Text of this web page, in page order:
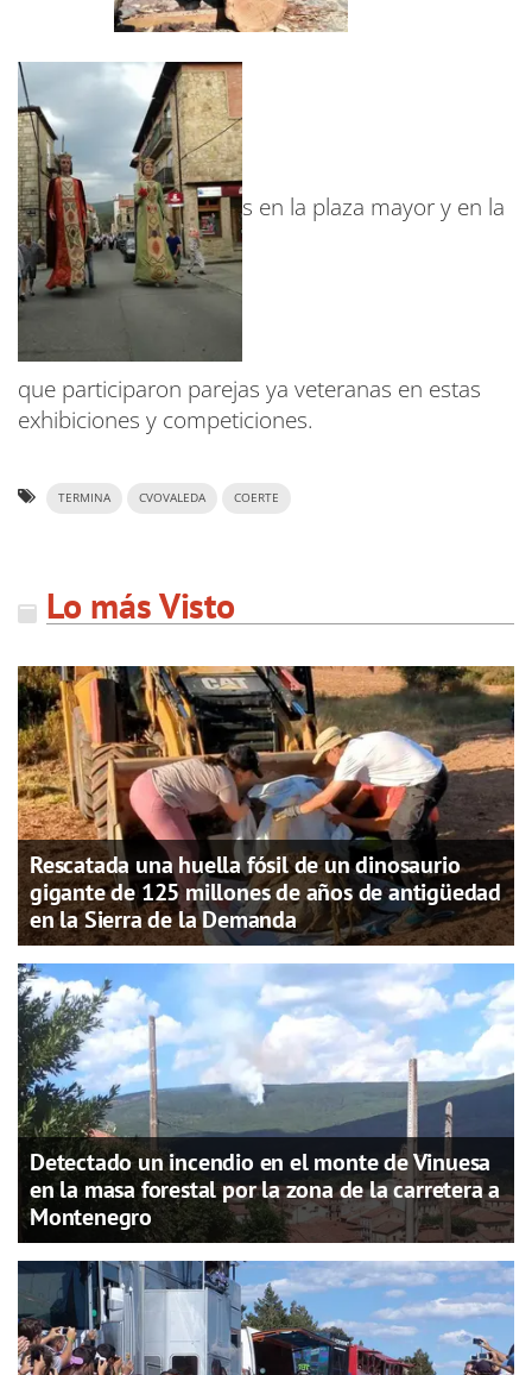
s en la plaza mayor y en la
que participaron parejas ya veteranas en estas
exhibiciones y competiciones.
TERMINA CVOVALEDA COERTE
Lo más Visto
Rescatada una huella fósil de un dinosaurio
gigante de 125 millones de años de antigüedad
en la Sierra de la Demanda
Detectado un incendio en el monte de Vinuesa
en la masa forestal por la zona de la carretera a
Montenegro